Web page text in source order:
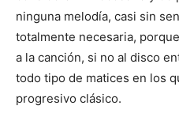
ninguna melodía, casi sin
totalmente necesaria,
a la canción, si no al disco
todo tipo de matices en los
progresivo clásico.